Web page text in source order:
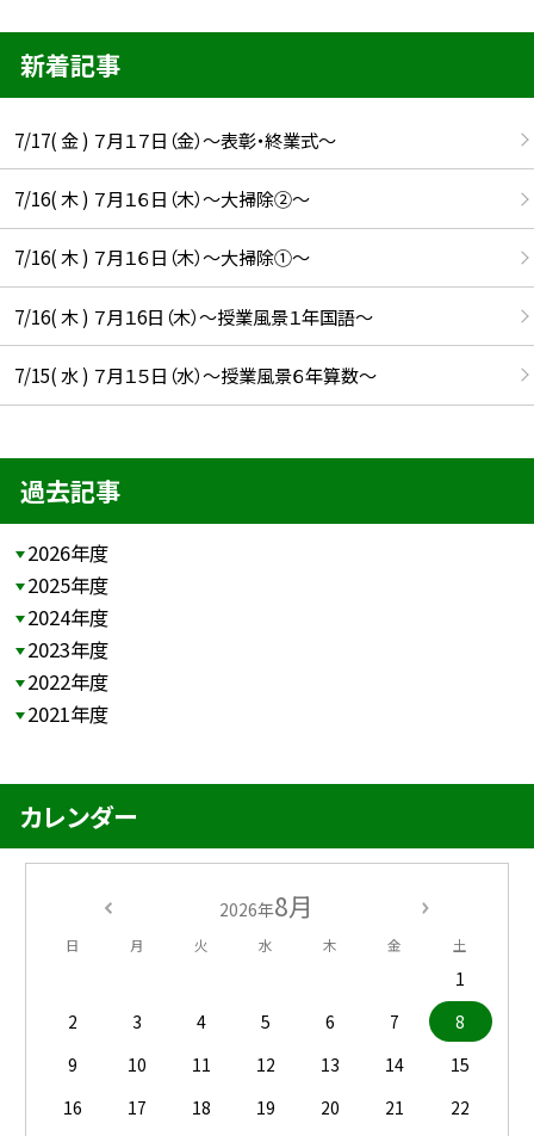
新着記事
7/17( 金 ) ７月１７日（金）～表彰・終業式～
7/16( 木 ) ７月１６日（木）～大掃除②～
7/16( 木 ) ７月１６日（木）～大掃除①～
7/16( 木 ) ７月１6日（木）～授業風景１年国語～
7/15( 水 ) ７月１５日（水）～授業風景６年算数～
過去記事
2026年度
2025年度
2024年度
2023年度
2022年度
2021年度
カレンダー
2026年8月
日 月 火 水 木 金 土
1
2
3 4 5 6 7
8
9
10 11 12 13 14
15
16
17 18 19 20 21
22